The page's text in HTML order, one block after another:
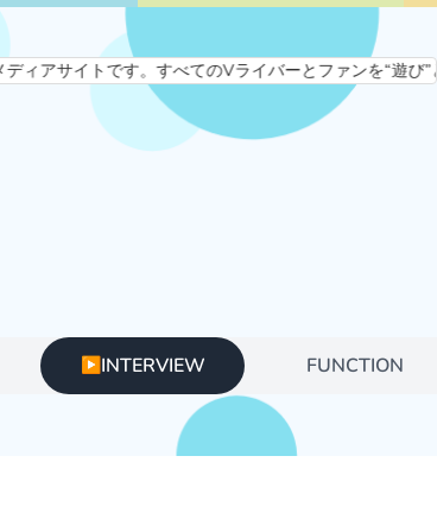
サイトです。すべてのVライバーとファンを“遊び”と“
▶ INTERVIEW FUNCTION